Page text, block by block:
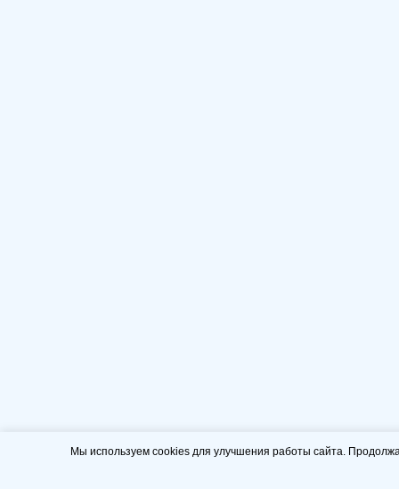
Мы используем cookies для улучшения работы сайта.